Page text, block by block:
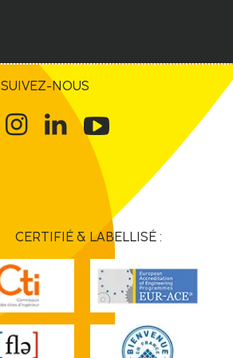
SUIVEZ-NOUS
CERTIFIÉ & LABELLISÉ :